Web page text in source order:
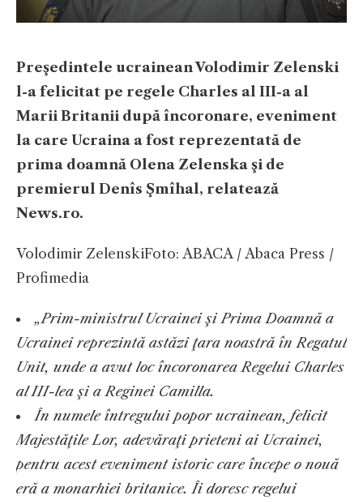
Preşedintele ucrainean Volodimir Zelenski
l-a felicitat pe regele Charles al III-a al
Marii Britanii după încoronare, eveniment
la care Ucraina a fost reprezentată de
prima doamnă Olena Zelenska şi de
premierul Denîs Şmîhal, relatează
News.ro.
Volodimir ZelenskiFoto: ABACA / Abaca Press /
Profimedia
„Prim-ministrul Ucrainei şi Prima Doamnă a
Ucrainei reprezintă astăzi ţara noastră în Regatul
Unit, unde a avut loc încoronarea Regelui Charles
al III-lea şi a Reginei Camilla.
În numele întregului popor ucrainean, felicit
Majestăţile Lor, adevăraţi prieteni ai Ucrainei,
pentru acest eveniment istoric care începe o nouă
eră a monarhiei britanice. Îi doresc regelui